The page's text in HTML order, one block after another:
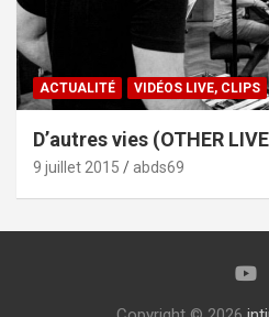
ACTUALITÉ VIDÉOS LIVE, CLIPS
D’autres vies (OTHER
9 juillet 2015 abds69